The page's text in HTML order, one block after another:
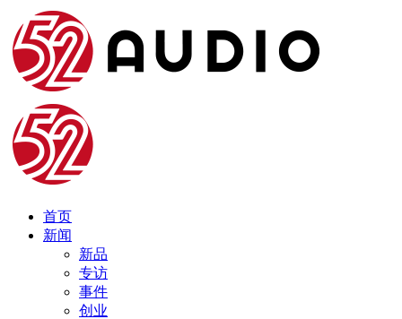
首页
新闻
新品
专访
事件
创业